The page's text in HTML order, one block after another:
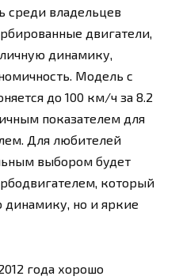
среди владельцев
двигатели,
динамику,
Модель с
до 100 км/ч за 8.2
показателем для
Для любителей
выбором будет
который
динамику, но и яркие
года хорошо